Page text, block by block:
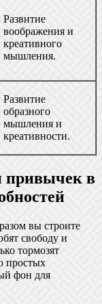
Развитие
воображения и
креативного
мышления.
Развитие
образного
мышления и
креативности.
привычек в
вы строите
свободу и
тормозят
простых
фон для